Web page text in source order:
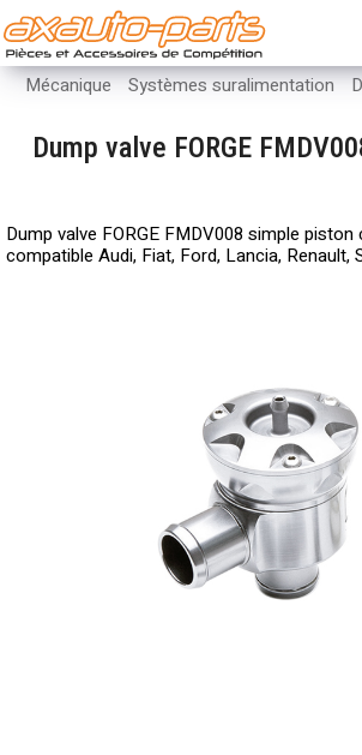
Mécanique Systèmes suralimentation
Dump valve FORGE
Dump valve FORGE FMDV008 simple
compatible Audi, Fiat, Ford, Lancia, Renault,